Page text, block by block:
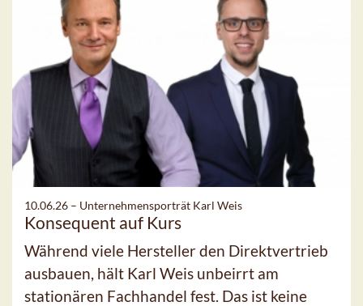
10.06.26 – Unternehmensporträt Karl Weis
Konsequent auf Kurs
Während viele Hersteller den Direktvertrieb
ausbauen, hält Karl Weis unbeirrt am
stationären Fachhandel fest. Das ist keine